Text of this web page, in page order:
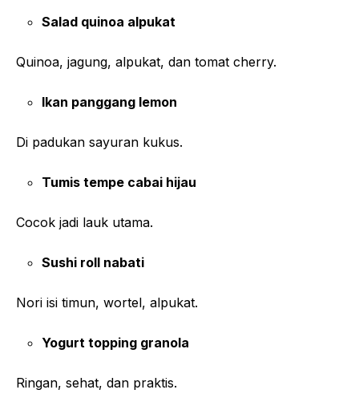
Salad quinoa alpukat
Quinoa, jagung, alpukat, dan tomat cherry.
Ikan panggang lemon
Di padukan sayuran kukus.
Tumis tempe cabai hijau
Cocok jadi lauk utama.
Sushi roll nabati
Nori isi timun, wortel, alpukat.
Yogurt topping granola
Ringan, sehat, dan praktis.